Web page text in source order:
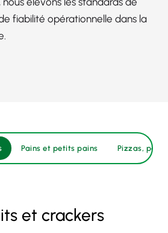
fiabilité opérationnelle dans la
Pains et petits pains Pizzas,
et crackers